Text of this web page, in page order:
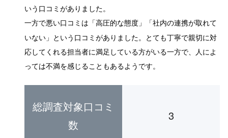
いう口コミがありました。
一方で悪い口コミは「高圧的な態度」「社内の連携が取れて
いない」という口コミがありました。とても丁寧で親切に対
応してくれる担当者に満足している方がいる一方で、人によ
っては不満を感じることもあるようです。
総調査対象口コミ
数
3